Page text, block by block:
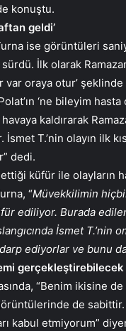
konuştu.
geldi’
ise görüntüleri
İlk olarak
var oraya otur’
Polat’ın ‘ne bileyim
kaldırarak
T.’nin olayın ilk
dedi.
ettiği küfür ile
“Müvekkilimin
ediliyor. Burada
İsmet
darp ediyorlar ve bunu
gerçekleştirebilecek
“Benim ikisine
de sabittir.
kabul etmiyorum”